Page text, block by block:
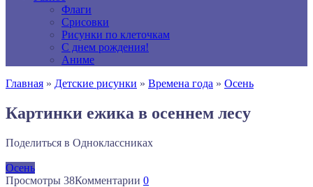
Флаги
Срисовки
Рисунки по клеточкам
С днем рождения!
Аниме
Главная » Детские рисунки » Времена года » Осень
Картинки ежика в осеннем лесу
Поделиться в Одноклассниках
Осень
Просмотры 38Комментарии 0